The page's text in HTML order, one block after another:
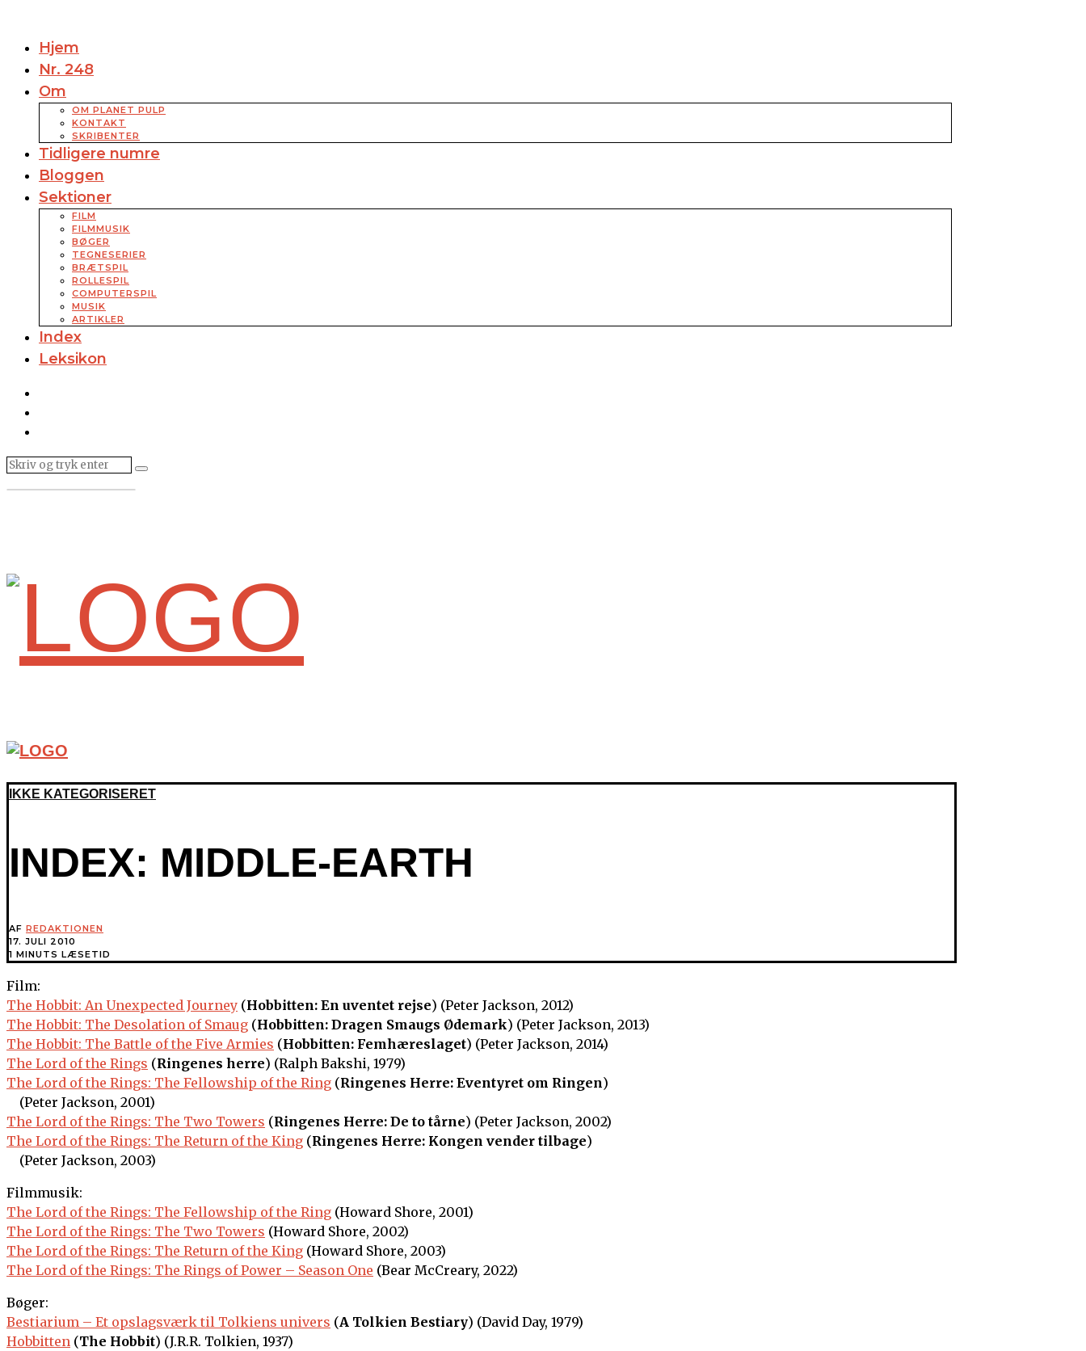
Hjem
Nr. 248
Om
OM PLANET PULP
KONTAKT
SKRIBENTER
Tidligere numre
Bloggen
Sektioner
FILM
FILMMUSIK
BØGER
TEGNESERIER
BRÆTSPIL
ROLLESPIL
COMPUTERSPIL
MUSIK
ARTIKLER
Index
Leksikon
IKKE KATEGORISERET
INDEX: MIDDLE-EARTH
AF REDAKTIONEN
17. JULI 2010
1 MINUTS LÆSETID
Film:
The Hobbit: An Unexpected Journey (Hobbitten: En uventet rejse) (Peter Jackson, 2012)
The Hobbit: The Desolation of Smaug (Hobbitten: Dragen Smaugs Ødemark) (Peter Jackson, 2013)
The Hobbit: The Battle of the Five Armies (Hobbitten: Femhæreslaget) (Peter Jackson, 2014)
The Lord of the Rings (Ringenes herre) (Ralph Bakshi, 1979)
The Lord of the Rings: The Fellowship of the Ring (Ringenes Herre: Eventyret om Ringen)
(Peter Jackson, 2001)
The Lord of the Rings: The Two Towers (Ringenes Herre: De to tårne) (Peter Jackson, 2002)
The Lord of the Rings: The Return of the King (Ringenes Herre: Kongen vender tilbage)
(Peter Jackson, 2003)
Filmmusik:
The Lord of the Rings: The Fellowship of the Ring (Howard Shore, 2001)
The Lord of the Rings: The Two Towers (Howard Shore, 2002)
The Lord of the Rings: The Return of the King (Howard Shore, 2003)
The Lord of the Rings: The Rings of Power – Season One (Bear McCreary, 2022)
Bøger:
Bestiarium – Et opslagsværk til Tolkiens univers (A Tolkien Bestiary) (David Day, 1979)
Hobbitten (The Hobbit) (J.R.R. Tolkien, 1937)